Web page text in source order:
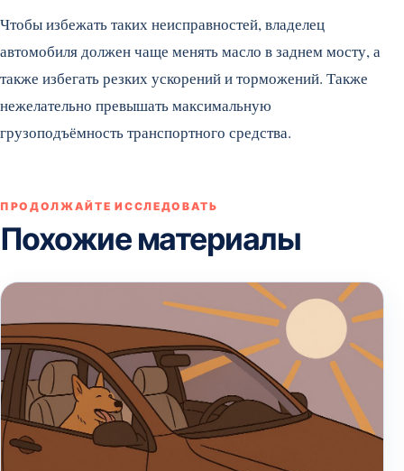
Чтобы избежать таких неисправностей, владелец
автомобиля должен чаще менять масло в заднем мосту, а
также избегать резких ускорений и торможений. Также
нежелательно превышать максимальную
грузоподъёмность транспортного средства.
ПРОДОЛЖАЙТЕ ИССЛЕДОВАТЬ
Похожие материалы